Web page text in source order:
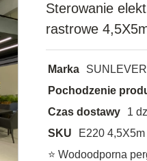
Sterowanie
rastrowe
Marka
SUNLEVER
Pochodzenie
Czas dostawy
1
SKU
E220 4,5X5m
⭐ Wodoodporna